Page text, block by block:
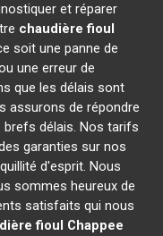
et réparer
chaudière fioul
soit une panne de
une erreur de
que les délais sont
assurons de répondre
brefs délais. Nos tarifs
garanties sur nos
d'esprit. Nous
sommes heureux de
satisfaits qui nous
fioul Chappee